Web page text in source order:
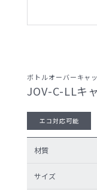
お問い合わせ
サンプル請求
ボトルオーバーキャ
JOV-C-LLキ
エコ対応可能
材質
サイズ